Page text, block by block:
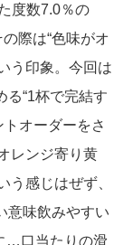
度数7.0％の
際は“色味がオ
う印象。今回は
る“1杯で完結す
オーダーをさ
レンジ寄り黄
う感じはぜず、
意味飲みやすい
…口当たりの滑